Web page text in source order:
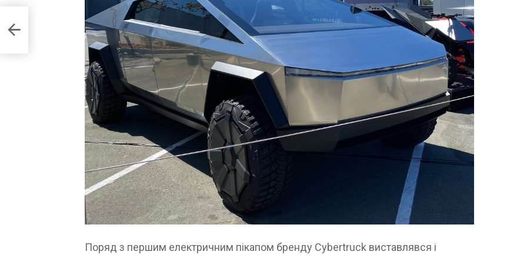
Поряд з першим електричним пікапом бренду Cybertruck виставлявся і